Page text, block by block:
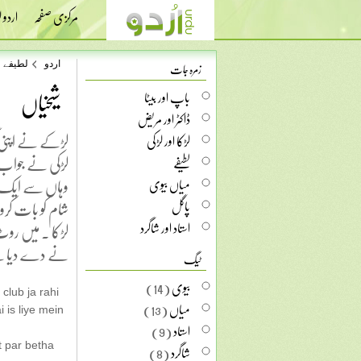
مرکزی صفحہ
اردو لطیفے
شیخیاں
لڑکے نے اپنی
لڑکی نے
وہاں سے
شام کو بات
نے دے
club ja rahi
is liye mein
par betha
زمرہ جات
باپ اور بیٹا
ڈاکٹر اور مریض
لڑکا اور لڑکی
لطیفے
میاں بیوی
پاگل
استاد اور شاگرد
ٹیگ
بیوی(14)
میاں(13)
استاد(9)
شاگرد(8)